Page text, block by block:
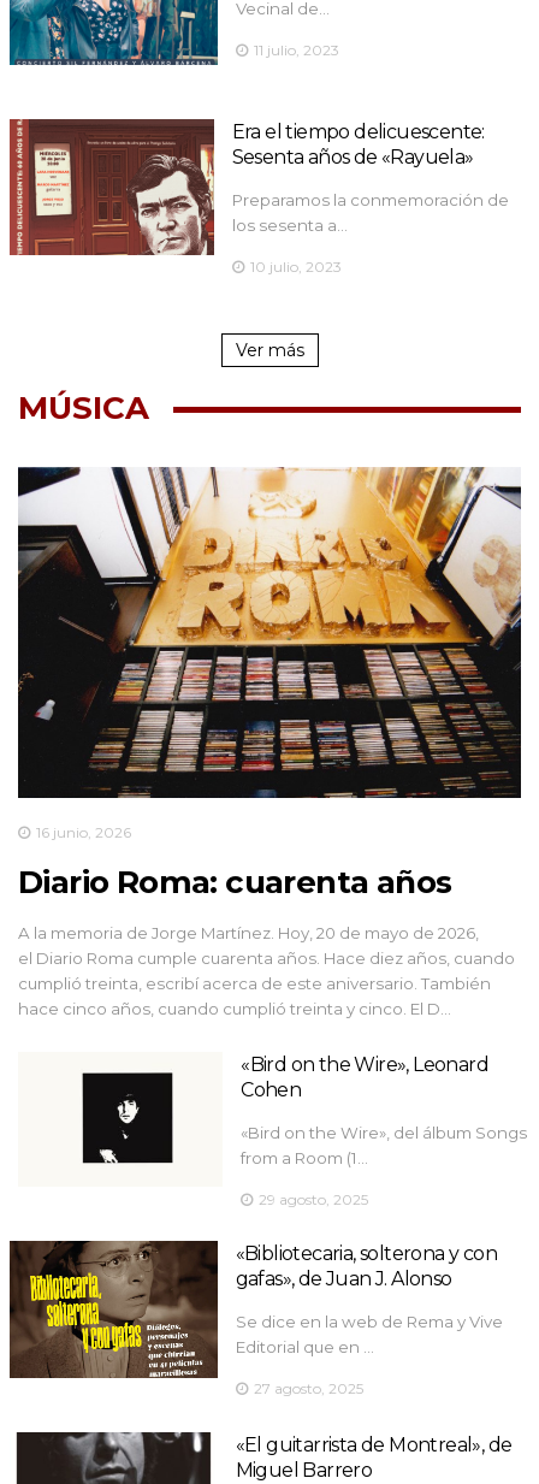
Vecinal de…
11 julio, 2023
Era el tiempo delicuescente:
Sesenta años de «Rayuela»
Preparamos la conmemoración de
los sesenta a…
10 julio, 2023
Ver más
MÚSICA
16 junio, 2026
Diario Roma: cuarenta años
A la memoria de Jorge Martínez. Hoy, 20 de mayo de 2026,
el Diario Roma cumple cuarenta años. Hace diez años, cuando
cumplió treinta, escribí acerca de este aniversario. También
hace cinco años, cuando cumplió treinta y cinco. El D…
«Bird on the Wire», Leonard
Cohen
«Bird on the Wire», del álbum Songs
from a Room (1…
29 agosto, 2025
«Bibliotecaria, solterona y con
gafas», de Juan J. Alonso
Se dice en la web de Rema y Vive
Editorial que en …
27 agosto, 2025
«El guitarrista de Montreal», de
Miguel Barrero